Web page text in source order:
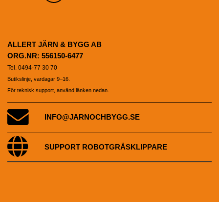
ALLERT JÄRN & BYGG AB
ORG.NR: 556150-6477
Tel. 0494-77 30 70
Butikslinje, vardagar 9–16.
För teknisk support, använd länken nedan.
INFO@JARNOCHBYGG.SE
SUPPORT ROBOTGRÄSKLIPPARE